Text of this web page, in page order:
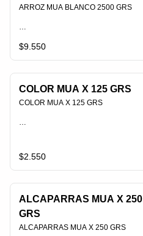
ARROZ MUA BLANCO 2500 GRS
$9.550
COLOR MUA X 125 GRS
COLOR MUA X 125 GRS
PLU 006945
$2.550
ALCAPARRAS MUA X 250
GRS
ALCAPARRAS MUA X 250 GRS